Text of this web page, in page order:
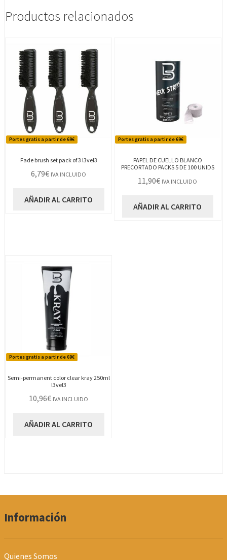
Productos relacionados
Portes gratis a partir de 69€
Fade brush set pack of 3 l3vel3
6,79€ IVA INCLUIDO
AÑADIR AL CARRITO
Portes gratis a partir de 69€
PAPEL DE CUELLO BLANCO
PRECORTADO PACKS 5 DE 100 UNIDS
11,90€ IVA INCLUIDO
AÑADIR AL CARRITO
Portes gratis a partir de 69€
Semi-permanent color clear kray 250ml
l3vel3
10,96€ IVA INCLUIDO
AÑADIR AL CARRITO
Información
Quienes Somos